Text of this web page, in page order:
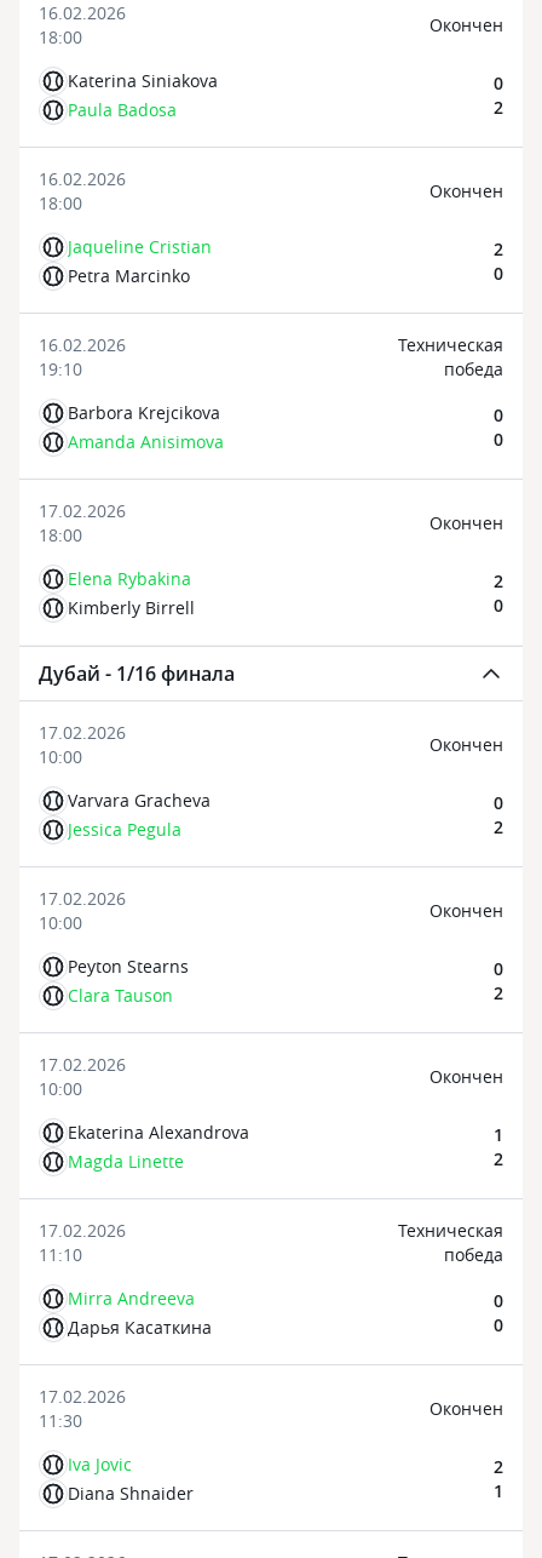
16.02.2026
18:00
Katerina Siniakova
Paula Badosa
Oкончен
0
2
16.02.2026
18:00
Jaqueline Cristian
Petra Marcinko
Oкончен
2
0
16.02.2026
19:10
Barbora Krejcikova
Amanda Anisimova
Техническая
победа
0
0
17.02.2026
18:00
Elena Rybakina
Kimberly Birrell
Oкончен
2
0
Дубай - 1/16 финала
17.02.2026
10:00
Varvara Gracheva
Jessica Pegula
Oкончен
0
2
17.02.2026
10:00
Peyton Stearns
Clara Tauson
Oкончен
0
2
17.02.2026
10:00
Ekaterina Alexandrova
Magda Linette
Oкончен
1
2
17.02.2026
11:10
Mirra Andreeva
Дарья Касаткина
Техническая
победа
0
0
17.02.2026
11:30
Iva Jovic
Diana Shnaider
Oкончен
2
1